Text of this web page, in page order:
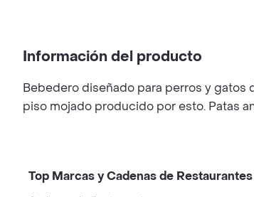
Información del producto
Bebedero diseñado para perros y gatos
piso mojado producido por esto. Patas
Top Marcas y Cadenas de Restaurantes